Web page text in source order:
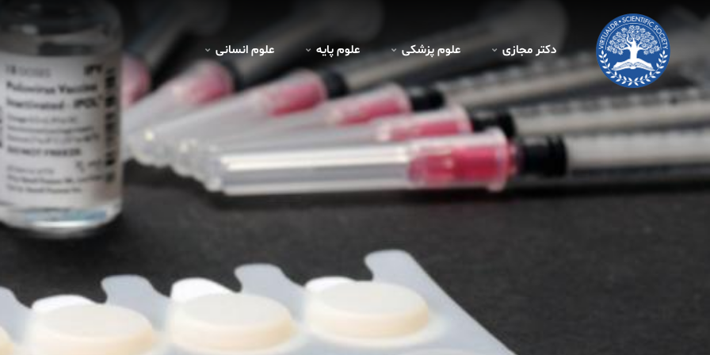
دکتر مجازی علوم پزشکی علوم پايه علوم انسانی